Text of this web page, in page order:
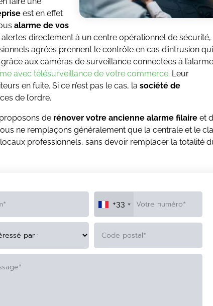
est en effet
alarme de vos
directement à un centre opérationnel de sécurité,
agréés prennent le contrôle en cas d’intrusion qui
aux caméras de surveillance connectées à
avec télésurveillance de votre commerce. Leur
en fuite. Si ce n’est pas le cas, la société de
de l’ordre.
de rénover votre ancienne alarme filaireet
ne remplaçons généralement que la centrale et le
professionnels, sans devoir remplacer la totalité
+33